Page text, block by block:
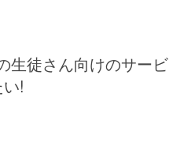
生徒さん向けのサービ
!